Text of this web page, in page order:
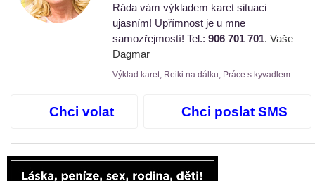
Ráda vám výkladem karet situaci
ujasním! Upřímnost je u mne
samozřejmostí! Tel.: 906 701 701. Vaše
Dagmar
Výklad karet, Reiki na dálku, Práce s kyvadlem
Chci volat Chci poslat SMS